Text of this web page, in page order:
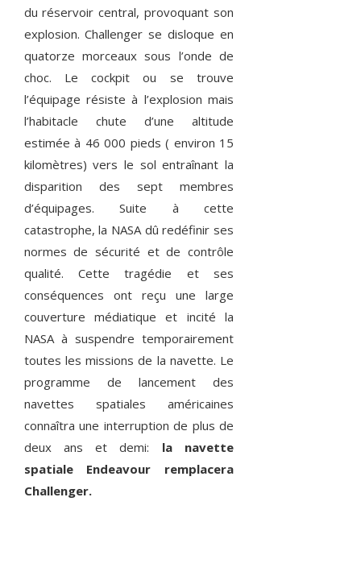
du réservoir central, provoquant son
explosion. Challenger se disloque en
quatorze morceaux sous l’onde de
choc. Le cockpit ou se trouve
l’équipage résiste à l’explosion mais
l’habitacle chute d’une altitude
estimée à 46 000 pieds ( environ 15
kilomètres) vers le sol entraînant la
disparition des sept membres
d’équipages. Suite à cette
catastrophe, la NASA dû redéfinir ses
normes de sécurité et de contrôle
qualité. Cette tragédie et ses
conséquences ont reçu une large
couverture médiatique et incité la
NASA à suspendre temporairement
toutes les missions de la navette. Le
programme de lancement des
navettes spatiales américaines
connaîtra une interruption de plus de
deux ans et demi: la navette
spatiale Endeavour remplacera
Challenger.